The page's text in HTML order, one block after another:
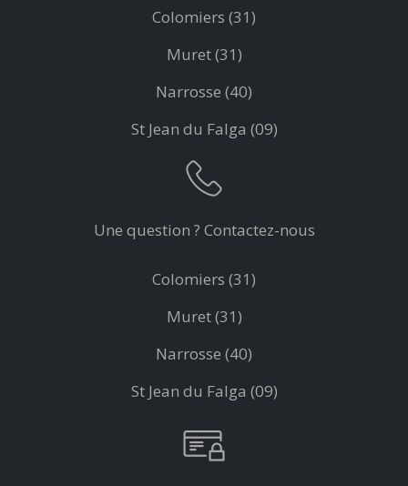
Colomiers (31)
Muret (31)
Narrosse (40)
St Jean du Falga (09)
Une question ? Contactez-nous
Colomiers (31)
Muret (31)
Narrosse (40)
St Jean du Falga (09)